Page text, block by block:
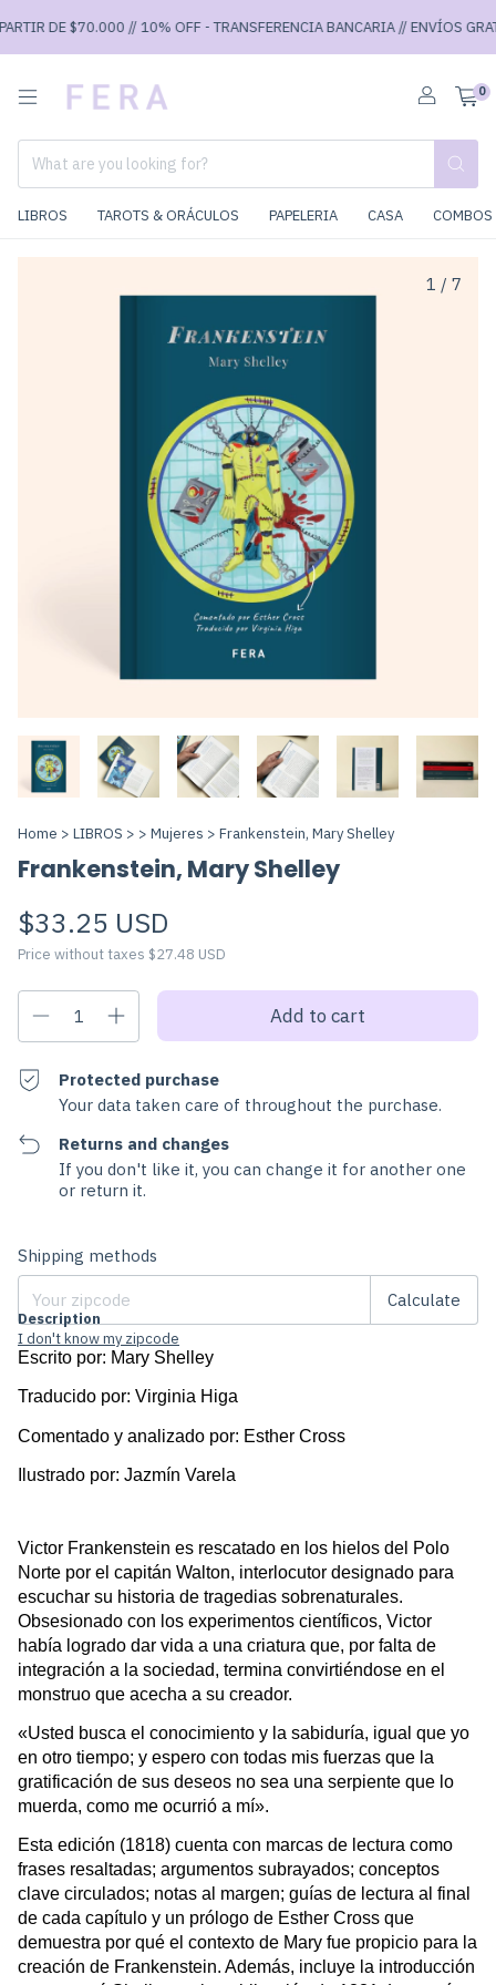
DE $70.000 // 10% OFF - TRANSFERENCIA BANCARIA // ENVÍOS
0
LIBROS TAROTS & ORÁCULOS PAPELERIA CASA
1 / 7
Home > LIBROS > > Mujeres > Frankenstein, Mary Shelley
Frankenstein, Mary Shelley
$33.25 USD
Price without taxes $27.48 USD
Protected purchase
Your data taken care of throughout the purchase.
Returns and changes
If you don't like it, you can change it for another one
or return it.
Shipping for zipcode:
Shipping methods
Calculate
I don't know my zipcode
Description
Escrito por: Mary Shelley
Traducido por: Virginia Higa
Comentado y analizado por: Esther Cross
Ilustrado por: Jazmín Varela
Victor Frankenstein es rescatado en los hielos del Polo
Norte por el capitán Walton, interlocutor designado para
escuchar su historia de tragedias sobrenaturales.
Obsesionado con los experimentos científicos, Victor
había logrado dar vida a una criatura que, por falta de
integración a la sociedad, termina convirtiéndose en el
monstruo que acecha a su creador.
«Usted busca el conocimiento y la sabiduría, igual que yo
en otro tiempo; y espero con todas mis fuerzas que la
gratificación de sus deseos no sea una serpiente que lo
muerda, como me ocurrió a mí».
Esta edición (1818) cuenta con marcas de lectura como
frases resaltadas; argumentos subrayados; conceptos
clave circulados; notas al margen; guías de lectura al final
de cada capítulo y un prólogo de Esther Cross que
demuestra por qué el contexto de Mary fue propicio para la
creación de Frankenstein. Además, incluye la introducción